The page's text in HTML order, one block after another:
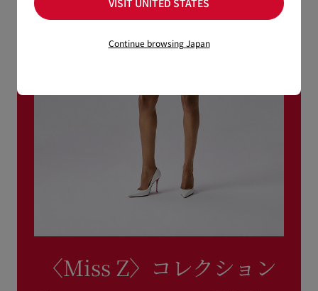
〈Miss Z〉コレクション
Continue browsing Japan